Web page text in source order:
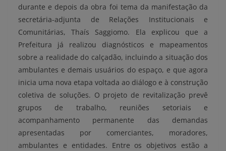
durante e depois da obra foi tema da manifestação da
secretária-adjunta de Relações Institucionais e
Comunitárias, Thaís Saggiomo. Ela explicou que a
Prefeitura já realizou diagnósticos e mapeamentos
sobre a realidade do calçadão, incluindo a situação dos
ambulantes e demais usuários do espaço, e que agora
inicia uma nova etapa voltada ao diálogo e à construção
coletiva de soluções. O projeto de revitalização prevê
grupos de trabalho, reuniões setoriais e
acompanhamento permanente das demandas
apresentadas por comerciantes, moradores,
ambulantes e entidades. Entre os objetivos estão a